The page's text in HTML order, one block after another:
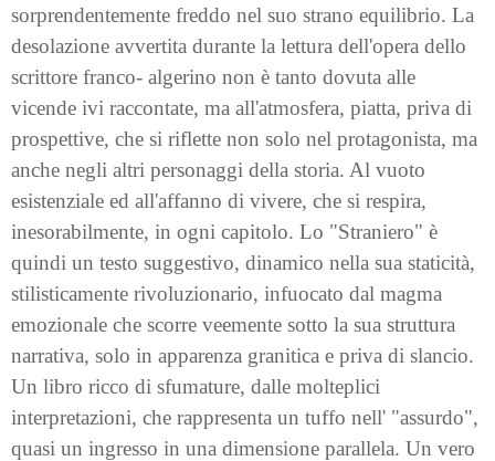
sorprendentemente freddo nel suo strano equilibrio. La
desolazione avvertita durante la lettura dell'opera dello
scrittore franco- algerino non è tanto dovuta alle
vicende ivi raccontate, ma all'atmosfera, piatta, priva di
prospettive, che si riflette non solo nel protagonista, ma
anche negli altri personaggi della storia. Al vuoto
esistenziale ed all'affanno di vivere, che si respira,
inesorabilmente, in ogni capitolo. Lo "Straniero" è
quindi un testo suggestivo, dinamico nella sua staticità,
stilisticamente rivoluzionario, infuocato dal magma
emozionale che scorre veemente sotto la sua struttura
narrativa, solo in apparenza granitica e priva di slancio.
Un libro ricco di sfumature, dalle molteplici
interpretazioni, che rappresenta un tuffo nell' "assurdo",
quasi un ingresso in una dimensione parallela. Un vero